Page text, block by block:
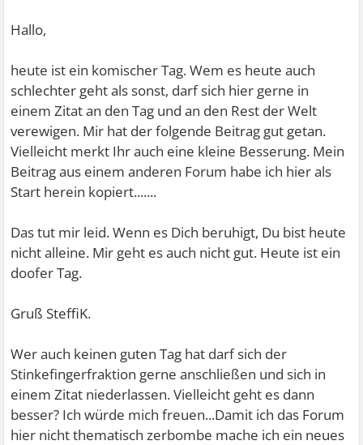
Hallo,
heute ist ein komischer Tag. Wem es heute auch
schlechter geht als sonst, darf sich hier gerne in
einem Zitat an den Tag und an den Rest der Welt
verewigen. Mir hat der folgende Beitrag gut getan.
Vielleicht merkt Ihr auch eine kleine Besserung. Mein
Beitrag aus einem anderen Forum habe ich hier als
Start herein kopiert.......
Das tut mir leid. Wenn es Dich beruhigt, Du bist heute
nicht alleine. Mir geht es auch nicht gut. Heute ist ein
doofer Tag.
Gruß SteffiK.
Wer auch keinen guten Tag hat darf sich der
Stinkefingerfraktion gerne anschließen und sich in
einem Zitat niederlassen. Vielleicht geht es dann
besser? Ich würde mich freuen...Damit ich das Forum
hier nicht thematisch zerbombe mache ich ein neues